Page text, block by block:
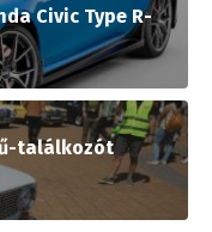
Civic Type R-
találkozót